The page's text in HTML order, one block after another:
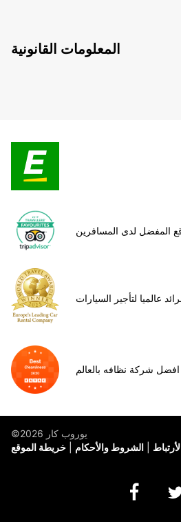
المعلومات القانونية
المفضل لدى المسافرين
عالميا لتأجير السيارات
شركة نظافه بالعالم
©يوروب كار 2026
خريطة الموقع
الشروط والأحكام